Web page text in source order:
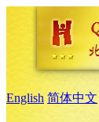
English 简体中文